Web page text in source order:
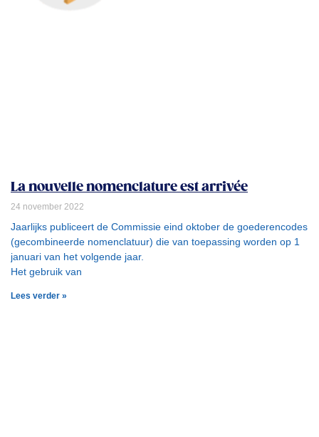
La nouvelle nomenclature est arrivée
24 november 2022
Jaarlijks publiceert de Commissie eind oktober de goederencodes
(gecombineerde nomenclatuur) die van toepassing worden op 1
januari van het volgende jaar.
Het gebruik van
Lees verder »